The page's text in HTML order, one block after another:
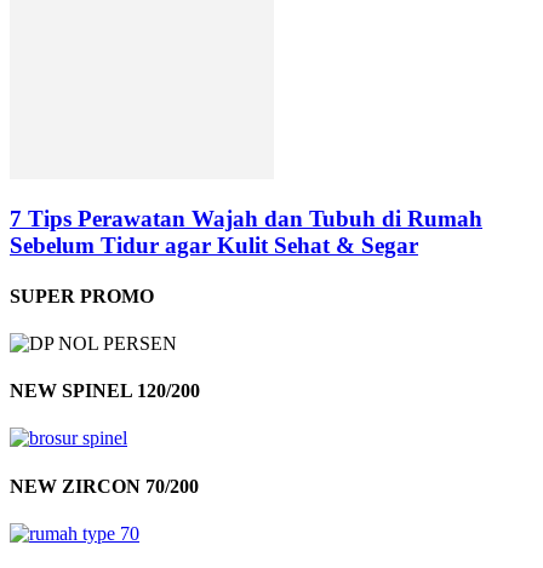
7 Tips Perawatan Wajah dan Tubuh di Rumah
Sebelum Tidur agar Kulit Sehat & Segar
SUPER PROMO
NEW SPINEL 120/200
NEW ZIRCON 70/200